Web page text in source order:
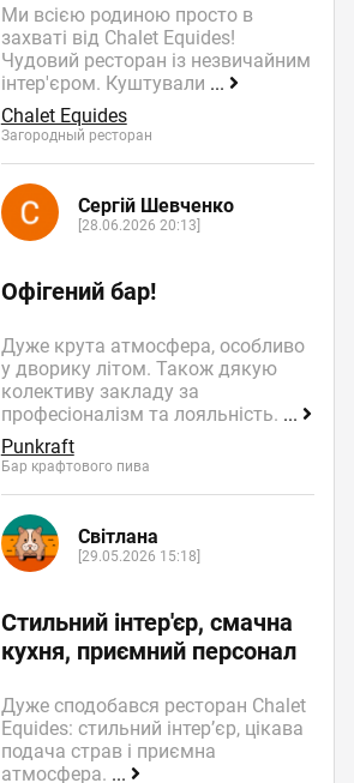
Ми всією родиною просто в
захваті від Chalet Equides!
Чудовий ресторан із незвичайним
інтер'єром. Куштували ...
Chalet Equides
Загородный ресторан
Сергій Шевченко
[28.06.2026 20:13]
Офігений бар!
Дуже крута атмосфера, особливо
у дворику літом. Також дякую
колективу закладу за
професіоналізм та лояльність. ...
Punkraft
Бар крафтового пива
Світлана
[29.05.2026 15:18]
Стильний інтер'єр, смачна
кухня, приємний персонал
Дуже сподобався ресторан Chalet
Equides: стильний інтер’єр, цікава
подача страв і приємна
атмосфера. ...